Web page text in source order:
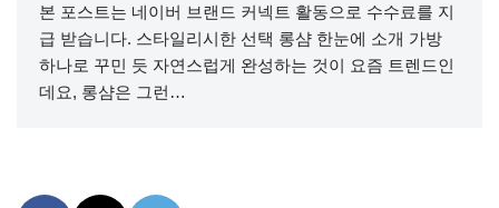
본 포스트는 네이버 브랜드 커넥트 활동으로 수수료를 지
급 받습니다. 스타일리시한 선택 롱샴 한눈에 소개 가방
하나로 꾸민 듯 자연스럽게 완성하는 것이 요즘 트렌드인
데요, 롱샴은 그런…